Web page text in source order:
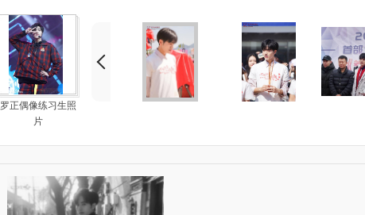
罗正偶像练习生照
片